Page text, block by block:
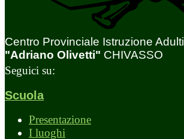
Centro Provinciale Istruzione Adulti
"Adriano Olivetti" CHIVASSO
Seguici su:
Scuola
Presentazione
I luoghi